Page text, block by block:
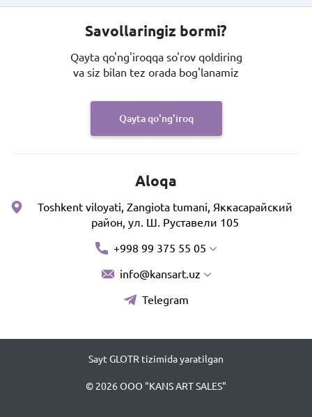
Savollaringiz bormi?
Qayta qo'ng'iroqqa so'rov qoldiring
va siz bilan tez orada bog'lanamiz
Qayta qo'ng'iroq
Aloqa
Toshkent viloyati, Zangiota tumani, Яккасарайский
район, ул. Ш. Руставели 105
+998 99 375 55 05
info@kansart.uz
Telegram
Sayt GLOTR tizimida yaratilgan
© 2026 OOO "KANS ART SALES"